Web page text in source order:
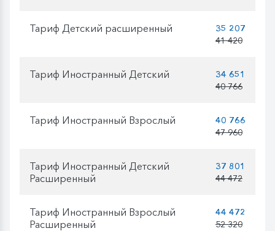
Тариф Детский расширенный
35 207
41 420
Тариф Иностранный Детский
34 651
40 766
Тариф Иностранный Взрослый
40 766
47 960
Тариф Иностранный Детский
Расширенный
37 801
44 472
Тариф Иностранный Взрослый
Расширенный
44 472
52 320